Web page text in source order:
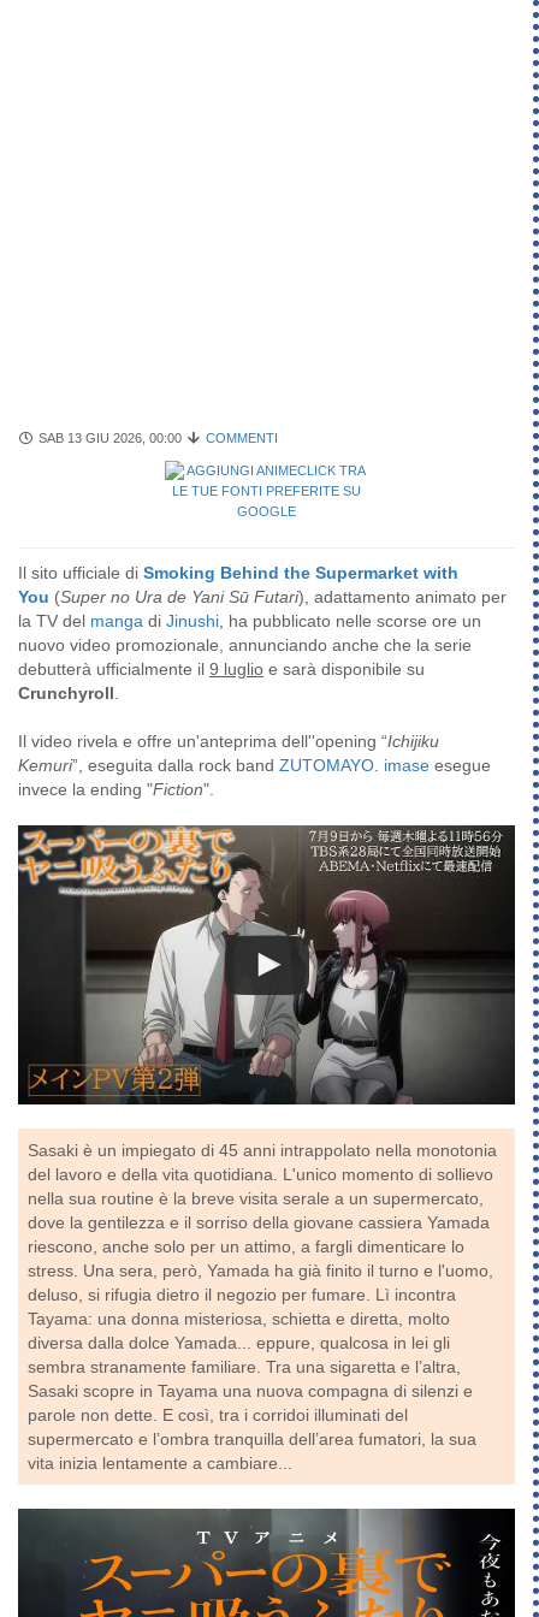
SAB 13 GIU 2026, 00:00 COMMENTI
Il sito ufficiale di Smoking Behind the Supermarket with
You (Super no Ura de Yani Sū Futari), adattamento animato per
la TV del manga di Jinushi , ha pubblicato nelle scorse ore un
nuovo video promozionale, annunciando anche che la serie
debutterà ufficialmente il 9 luglio e sarà disponibile su
Crunchyroll
Il video rivela e offre un'anteprima dell''opening “Ichijiku
Kemuri”, eseguita dalla rock band ZUTOMAYO imase esegue
invece la ending "Fiction".
Sasaki è un impiegato di 45 anni intrappolato nella monotonia
del lavoro e della vita quotidiana. L'unico momento di sollievo
nella sua routine è la breve visita serale a un supermercato,
dove la gentilezza e il sorriso della giovane cassiera Yamada
riescono, anche solo per un attimo, a fargli dimenticare lo
stress. Una sera, però, Yamada ha già finito il turno e l'uomo,
deluso, si rifugia dietro il negozio per fumare. Lì incontra
Tayama: una donna misteriosa, schietta e diretta, molto
diversa dalla dolce Yamada... eppure, qualcosa in lei gli
sembra stranamente familiare. Tra una sigaretta e l’altra,
Sasaki scopre in Tayama una nuova compagna di silenzi e
parole non dette. E così, tra i corridoi illuminati del
supermercato e l’ombra tranquilla dell’area fumatori, la sua
vita inizia lentamente a cambiare...